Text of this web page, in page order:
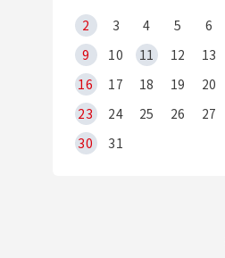
2
3 4 5 6
9
10 11 12 13
16
17 18 19 20
23
24 25 26 27
30
31